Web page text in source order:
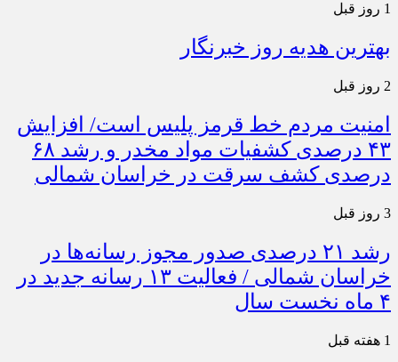
1 روز قبل
بهترین هدیه روز خبرنگار
2 روز قبل
امنیت مردم خط قرمز پلیس است/ افزایش
۴۳ درصدی کشفیات مواد مخدر و رشد ۶۸
درصدی کشف سرقت در خراسان شمالی
3 روز قبل
رشد ۲۱ درصدی صدور مجوز رسانه‌ها در
خراسان شمالی / فعالیت ۱۳ رسانه جدید در
۴ ماه نخست سال
1 هفته قبل